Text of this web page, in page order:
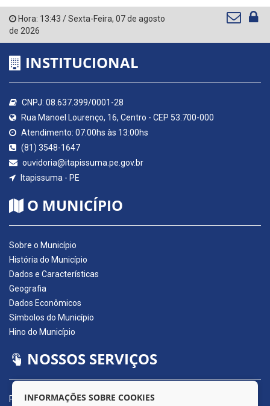
Hora: 13:43 /Sexta-Feira, 07 de agosto
de 2026
INSTITUCIONAL
CNPJ: 08.637.399/0001-28
Rua Manoel Lourenço, 16, Centro - CEP 53.700-000
Atendimento: 07:00hs às 13:00hs
(81) 3548-1647
ouvidoria@itapissuma.pe.gov.br
Itapissuma - PE
O MUNICÍPIO
Sobre o Município
História do Município
Dados e Características
Geografia
Dados Econômicos
Símbolos do Município
Hino do Município
NOSSOS SERVIÇOS
Portal da Transparência
INFORMAÇÕES SOBRE COOKIES